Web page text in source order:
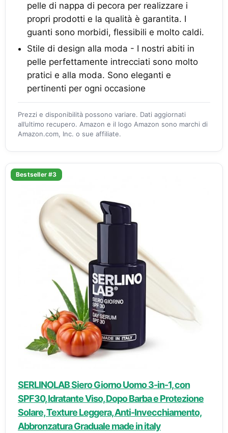
pelle di nappa di pecora per realizzare i
propri prodotti e la qualità è garantita. I
guanti sono morbidi, flessibili e molto caldi.
Stile di design alla moda - I nostri abiti in
pelle perfettamente intrecciati sono molto
pratici e alla moda. Sono eleganti e
pertinenti per ogni occasione
Prezzi e disponibilità possono variare. Dati aggiornati
all’ultimo recupero. Amazon e il logo Amazon sono marchi di
Amazon.com, Inc. o sue affiliate.
Bestseller #3
SERLINOLAB Siero Giorno Uomo 3-in-1, con
SPF30, Idratante Viso, Dopo Barba e Protezione
Solare, Texture Leggera, Anti-Invecchiamento,
Abbronzatura Graduale made in italy